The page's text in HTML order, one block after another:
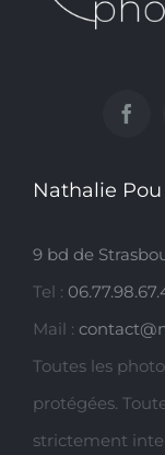
Nathalie
9 bd de
Tel :
Mail :
Toutes les
protégées.
strictement